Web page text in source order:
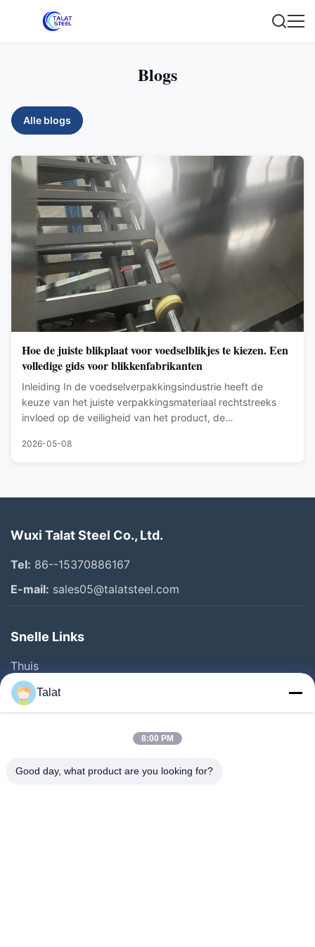
Blogs
Alle blogs
Hoe de juiste blikplaat voor voedselblikjes te kiezen. Een
volledige gids voor blikkenfabrikanten
Inleiding In de voedselverpakkingsindustrie heeft de
keuze van het juiste verpakkingsmateriaal rechtstreeks
invloed op de veiligheid van het product, de
lange termijn.Onder verschillende
2026-05-08
Wuxi Talat Steel Co., Ltd.
Tel: 86--15370886167
E-mail: sales05@talatsteel.com
Snelle Links
Thuis
Producten
Over Ons
Kwaliteitscontrole
Talat
8:00 PM
Good day, what product are you looking for?